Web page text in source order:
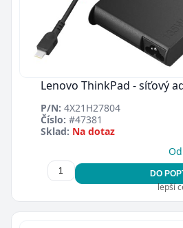
Lenovo ThinkPad - síťový
P/N: 4X21H27804
Číslo: #47381
Sklad: Na dotaz
DO
lepší